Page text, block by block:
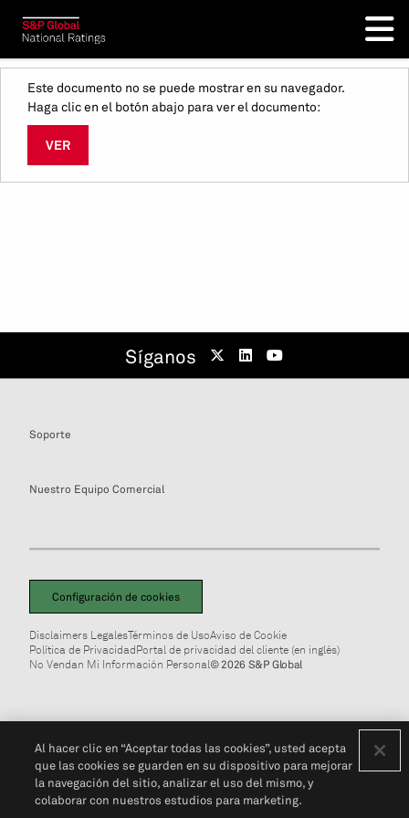
Este documento no se puede mostrar en su navegador.
Haga clic en el botón abajo para ver el documento:
VER
Síganos
Soporte
Nuestro Equipo Comercial
Configuración de cookies
Disclaimers LegalesTérminos de UsoAviso de Cookie
Política de PrivacidadPortal de privacidad del cliente (en inglés)
No Vendan Mi Información Personal© 2026 S&P Global
Al hacer clic en “Aceptar todas las cookies”, usted acepta
que las cookies se guarden en su dispositivo para mejorar
la navegación del sitio, analizar el uso del mismo, y
colaborar con nuestros estudios para marketing.